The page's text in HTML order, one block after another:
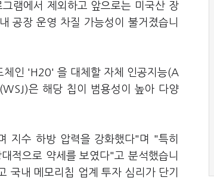
램에서 제외하고 앞으로는 미국산 장
공장 운영 차질 가능성이 불거졌습니
체인 'H20' 을 대체할 자체 인공지능(A
은 해당 칩이 범용성이 높아 다양
지수 하방 압력을 강화했다"며 "특히
적으로 약세를 보였다"고 분석했습니
국내 메모리칩 업계 투자 심리가 단기